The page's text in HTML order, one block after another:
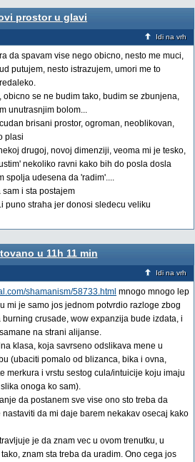
prostor u glavi
Idi na vrh
da spavam vise nego obicno, nesto me muci,
putujem, nesto istrazujem, umori me to
se ne budim tako, budim se zbunjena,
unutrasnjim bolom...
brisani prostor, ogroman, neoblikovan,
plasi
drugoj, novoj dimenziji, veoma mi je tesko,
nekoliko ravni kako bih do posla dosla
spolja udesena da 'radim'....
i sta postajem
puno straha jer donosi sledecu veliku
u 11h 11 min
Idi na vrh
shamanism/58733.html mnogo mnogo lep
mi je samo jos jednom potvrdio razloge zbog
crusade, wow expanzija bude izdata, i
na strani alijanse.
klasa, koja savrseno odslikava mene u
(ubaciti pomalo od blizanca, bika i ovna,
merkura i vrstu sestog cula/intuicije koju imaju
onoga ko sam).
da postanem sve vise ono sto treba da
nastaviti da mi daje barem nekakav osecaj kako
je da znam vec u ovom trenutku, u
znam sta treba da uradim. Ono cega jos